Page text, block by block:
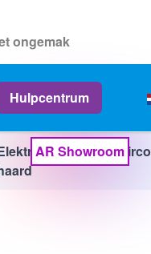
ongemak
Hulpcentrum
Airco
AR Showroom